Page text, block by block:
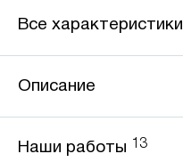
Все характеристики
Описание
Наши работы 13